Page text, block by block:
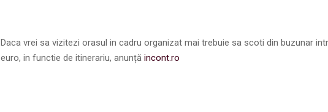
Daca vrei sa vizitezi orasul in cadru organizat mai trebuie sa scoti din buzunar
euro, in functie de itinerariu, anunță incont.ro